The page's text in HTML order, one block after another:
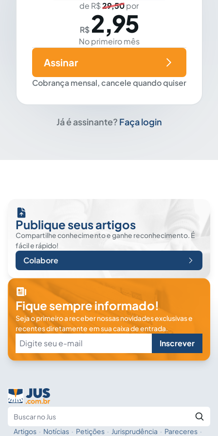
de R$29,50por
R$ 2,95
No primeiro mês
Cobrança mensal, cancele quando quiser
Assinar
Já é assinante? Faça login
Publique seus artigos
Compartilhe conhecimento e ganhe reconhecimento. É
fácil e rápido!
Colabore
Fique sempre informado!
Seja o primeiro a receber nossas novidades exclusivas e
recentes diretamente em sua caixa de entrada.
Inscrever
Artigos · Notícias · Petições · Jurisprudência · Pareceres ·